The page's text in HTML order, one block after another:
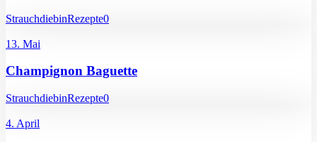
StrauchdiebinRezepte0
13. Mai
Champignon Baguette
StrauchdiebinRezepte0
4. April